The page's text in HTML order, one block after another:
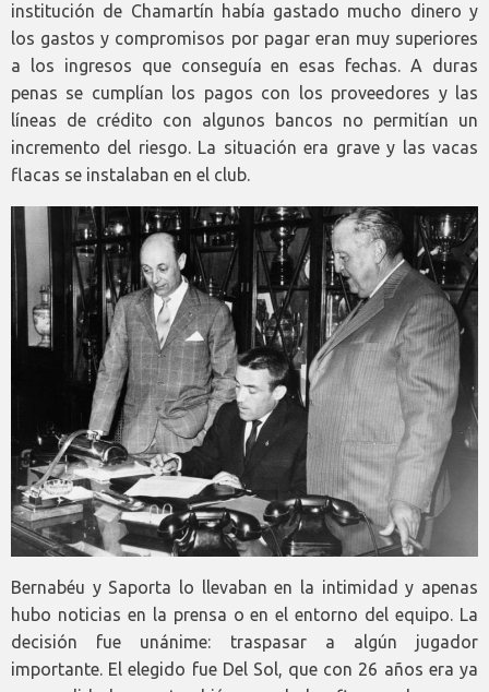
institución de Chamartín había gastado mucho dinero y
los gastos y compromisos por pagar eran muy superiores
a los ingresos que conseguía en esas fechas. A duras
penas se cumplían los pagos con los proveedores y las
líneas de crédito con algunos bancos no permitían un
incremento del riesgo. La situación era grave y las vacas
flacas se instalaban en el club.
Bernabéu y Saporta lo llevaban en la intimidad y apenas
hubo noticias en la prensa o en el entorno del equipo. La
decisión fue unánime: traspasar a algún jugador
importante. El elegido fue Del Sol, que con 26 años era ya